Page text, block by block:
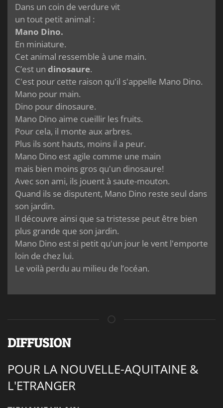
Dans un coin de verdure vit
un tout petit animal :
Mano Dino.
En miniature.
Cet animal ressemble à une main.
C’est un dinosaure.
C'est pour cette raison qu'il s'appelle Mano Dino.
Mano pour main.
Dino pour dinosaure.
Mano Dino aime cueillir les fruits.
Pour cela, il monte aux arbres.
Plus ils sont hauts, moins il a peur.
Mano Dino est agile comme une main
mais bien moins gros qu'un dinosaure!
Avec son ami, ils jouent à saute-mouton.
Quand ils se disputent, Mano Dino reste seul dans
son jardin.
Il découvre ainsi que sa tristesse peut être bien
plus grande que son jardin.
Mano Dino est si petit qu'un jour le vent l'emporte
loin de chez lui.
Le voilà perdu au milieu de l’océan.
DIFFUSION
POUR LA NOUVELLE-AQUITAINE &
L'ETRANGER